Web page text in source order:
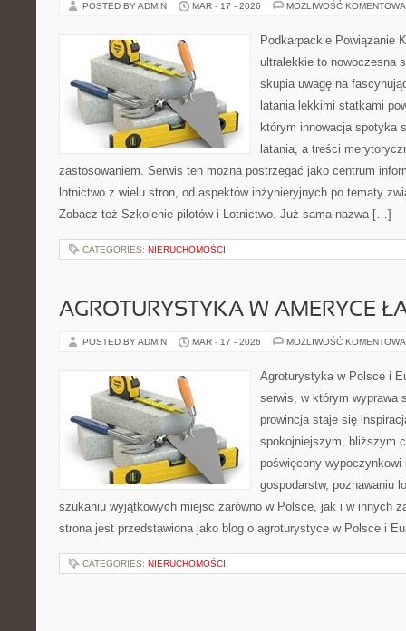
POSTED BY ADMIN MAR - 17 - 2026 MOŻLIWOŚĆ
Podkarpackie Powiązanie
ultralekkie to nowoczesna
skupia uwagę na
latania lekkimi statkami
którym innowacja spotyka
latania, a treści
zastosowaniem. Serwis ten można postrzegać jako centrum
lotnictwo z wielu stron, od aspektów inżynieryjnych po tematy
Zobacz też Szkolenie pilotów i Lotnictwo. Już sama nazwa […]
CATEGORIES: NIERUCHOMOŚCI
AGROTURYSTYKA W AMERYCE
POSTED BY ADMIN MAR - 17 - 2026 MOŻLIWOŚĆ
Agroturystyka w Polsce i
serwis, w którym wyprawa
prowincja staje się
spokojniejszym, bliższym
poświęcony wypoczynkowi
gospodarstw, poznawaniu
szukaniu wyjątkowych miejsc zarówno w Polsce, jak i w innych
strona jest przedstawiona jako blog o agroturystyce w Polsce i
CATEGORIES: NIERUCHOMOŚCI